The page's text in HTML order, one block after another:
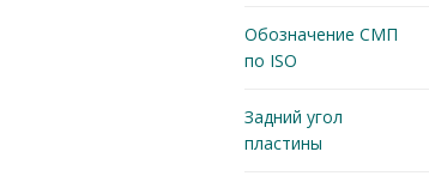
Обозначение СМП
по ISO
Задний угол
пластины